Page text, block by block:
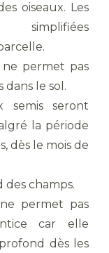
oiseaux. Les
simplifiées
ne permet pas
le sol.
semis seront
la période
dès le mois de
des champs.
ne permet pas
car elle
dès les